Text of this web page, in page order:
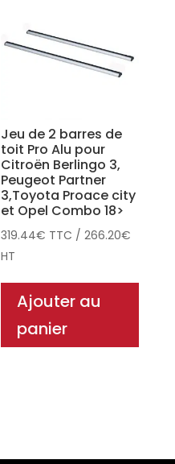
Jeu de 2 barres de
toit Pro Alu pour
Citroën Berlingo 3,
Peugeot Partner
3,Toyota Proace city
et Opel Combo 18>
319.44€ TTC /266.20€
HT
Ajouter au
panier